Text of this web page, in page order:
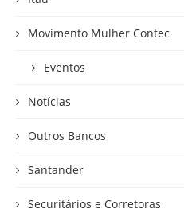
Movimento Mulher Contec
Eventos
Notícias
Outros Bancos
Santander
Securitários e Corretoras